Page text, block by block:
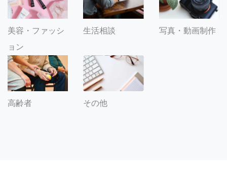
美容・ファッシ
ョン
生活相談 写真・動画制作
高齢者 その他